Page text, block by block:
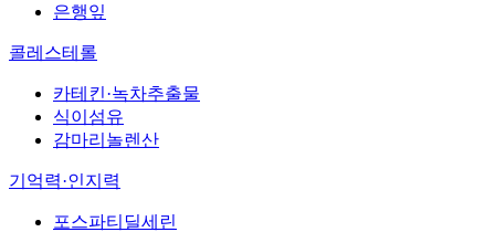
은행잎
콜레스테롤
카테킨·녹차추출물
식이섬유
감마리놀렌산
기억력·인지력
포스파티딜세린